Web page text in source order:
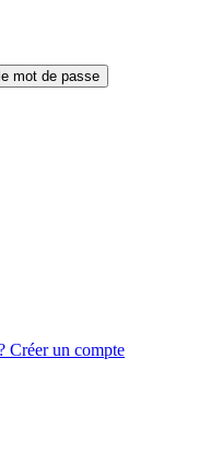
mot de passe
Créer un compte